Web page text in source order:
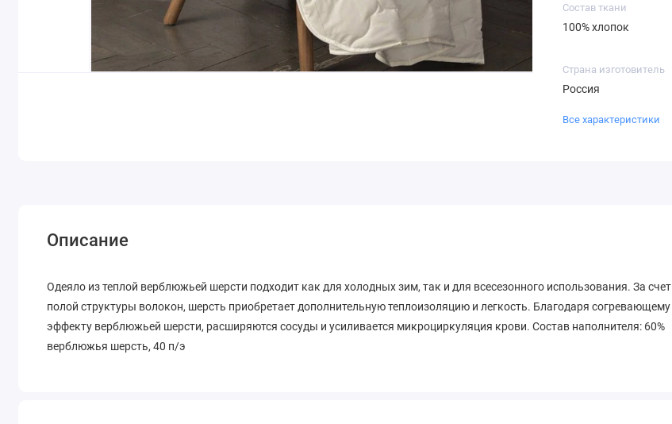
Состав ткани
100% хлопок
Страна изготовитель
Россия
Все характеристики
Описание
Одеяло из теплой верблюжьей шерсти подходит как для холодных зим, так и для всесезонного использования. За счет
полой структуры волокон, шерсть приобретает дополнительную теплоизоляцию и легкость. Благодаря согревающему
эффекту верблюжьей шерсти, расширяются сосуды и усиливается микроциркуляция крови. Состав наполнителя: 60%
верблюжья шерсть, 40 п/э